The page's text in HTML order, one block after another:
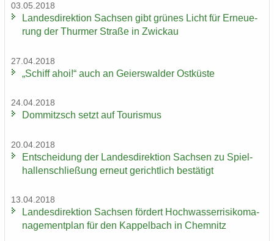
03.05.2018
Lan­des­di­rek­ti­on Sach­sen gibt grü­nes Licht für Er­neue­
rung der Thur­mer Stra­ße in Zwi­ckau
27.04.2018
„Schiff ahoi!“ auch an Gei­ers­wal­der Ost­küs­te
24.04.2018
Dom­mitzsch setzt auf Tou­ris­mus
20.04.2018
Ent­schei­dung der Lan­des­di­rek­ti­on Sach­sen zu Spiel­
hal­len­schlie­ßung er­neut ge­richt­lich be­stä­tigt
13.04.2018
Lan­des­di­rek­ti­on Sach­sen för­dert Hoch­was­ser­ri­si­ko­ma­
nage­ment­plan für den Kap­pel­bach in Chem­nitz